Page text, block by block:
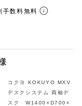
手数料無料
コクヨ KOKUYO MXV
デスクシステム 両袖デ
スク W1400×D700×